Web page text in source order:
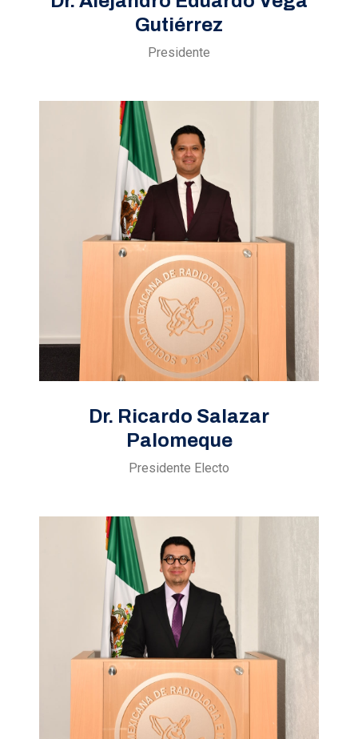
Gutiérrez
Presidente
Dr. Ricardo Salazar
Palomeque
Presidente Electo